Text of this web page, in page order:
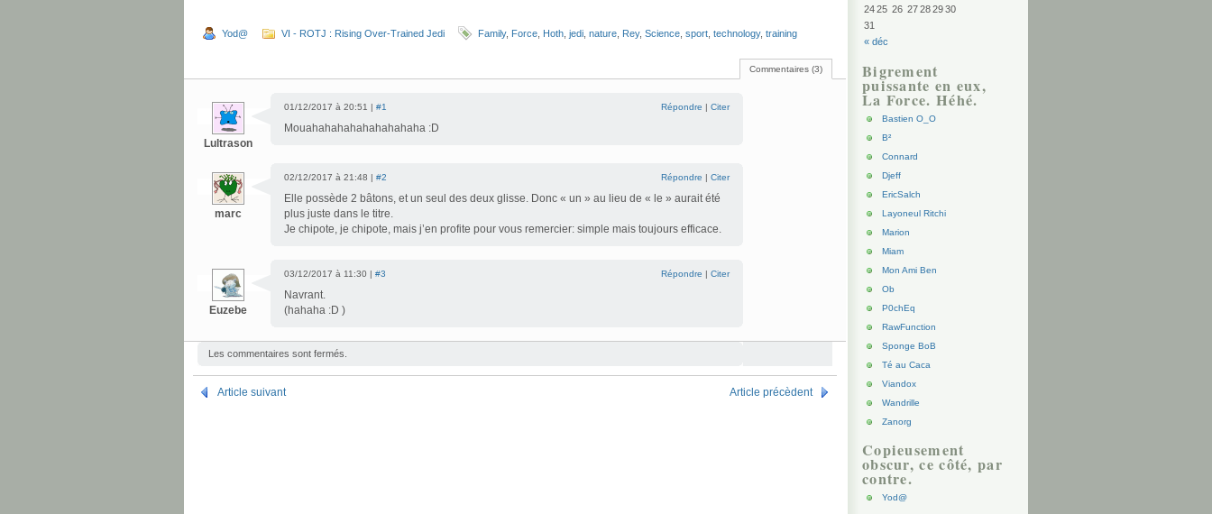
Yod@ VI - ROTJ : Rising Over-Trained Jedi Family, Force Hoth jedi nature Rey, Science sport technology, training
Commentaires (3)
Lultrason
01/12/2017 à 20:51 | #1 Répondre | Citer
Mouahahahahahahahahaha :D
marc
02/12/2017 à 21:48 | #2 Répondre | Citer
Elle possède 2 bâtons, et un seul des deux glisse. Donc « un » au lieu de « le » aurait été
plus juste dans le titre.
Je chipote, je chipote, mais j’en profite pour vous remercier: simple mais toujours efficace.
Euzebe
03/12/2017 à 11:30 | #3 Répondre | Citer
Navrant.
(hahaha :D )
Les commentaires sont fermés.
Article suivant Article précèdent
« déc
2425 26 27282930
31
Bigrement
puissante en eux,
La Force. Héhé.
Bastien O_O
B²
Connard
Djeff
EricSalch
Layoneul Ritchi
Marion
Miam
Mon Ami Ben
Ob
P0chEq
RawFunction
Sponge BoB
Té au Caca
Viandox
Wandrille
Zanorg
Copieusement
obscur, ce côté, par
contre.
Yod@